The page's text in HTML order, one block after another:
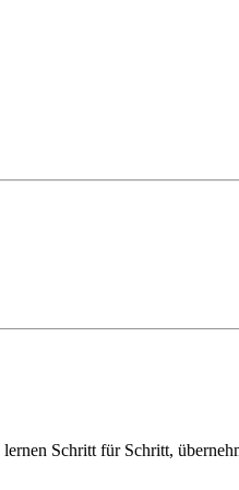
Schritt für Schritt,